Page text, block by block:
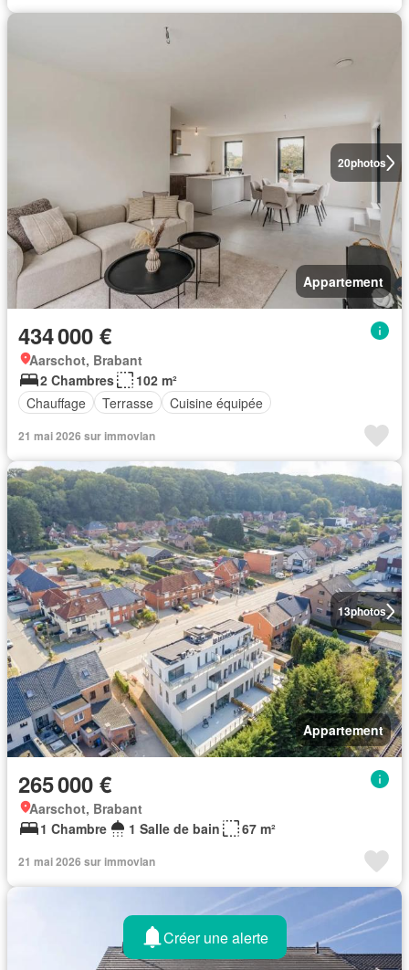
20photos
Appartement
434 000 €
Aarschot, Brabant
2 Chambres
102 m²
Chauffage
Terrasse Cuisine équipée
21 mai 2026 sur immovlan
13photos
Appartement
265 000 €
Aarschot, Brabant
1 Chambre
1 Salle de bain 67 m²
21 mai 2026 sur immovlan
Créer une alerte